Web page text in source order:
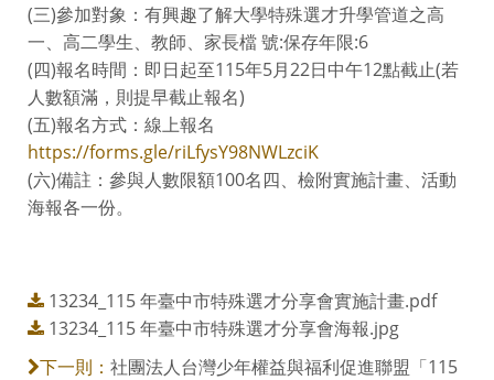
(三)參加對象：有興趣了解大學特殊選才升學管道之高
一、高二學生、教師、家長檔 號:保存年限:6
(四)報名時間：即日起至115年5月22日中午12點截止(若
人數額滿，則提早截止報名)
(五)報名方式：線上報名
https://forms.gle/riLfysY98NWLzciK
(六)備註：參與人數限額100名四、檢附實施計畫、活動
海報各一份。
13234_115 年臺中市特殊選才分享會實施計畫.pdf
13234_115 年臺中市特殊選才分享會海報.jpg
下一則： 社團法人台灣少年權益與福利促進聯盟「115